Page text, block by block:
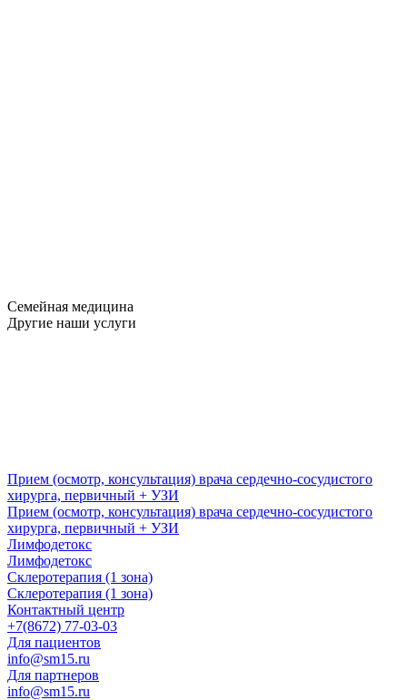
Семейная медицина
Другие наши услуги
Прием (осмотр, консультация) врача сердечно-сосудистого
хирурга, первичный + УЗИ
Прием (осмотр, консультация) врача сердечно-сосудистого
хирурга, первичный + УЗИ
Лимфодетокс
Лимфодетокс
Склеротерапия (1 зона)
Склеротерапия (1 зона)
Контактный центр
+7(8672) 77-03-03
Для пациентов
info@sm15.ru
Для партнеров
info@sm15.ru